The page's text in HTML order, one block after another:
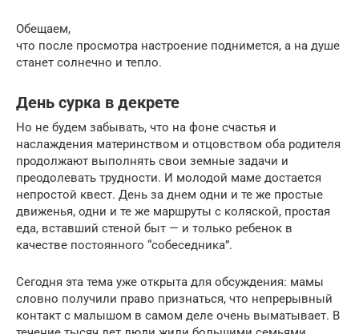
Обещаем,
что после просмотра настроение поднимется, а на душе
станет солнечно и тепло.
День сурка в декрете
Но не будем забывать, что на фоне счастья и
наслаждения материнством и отцовством оба родителя
продолжают выполнять свои земные задачи и
преодолевать трудности. И молодой маме достается
непростой квест. День за днем одни и те же простые
движенья, одни и те же маршруты с коляской, простая
еда, вставший стеной быт — и только ребенок в
качестве постоянного “собеседника”.
Сегодня эта тема уже открыта для обсуждения: мамы
словно получили право признаться, что непрерывный
контакт с малышом в самом деле очень выматывает. В